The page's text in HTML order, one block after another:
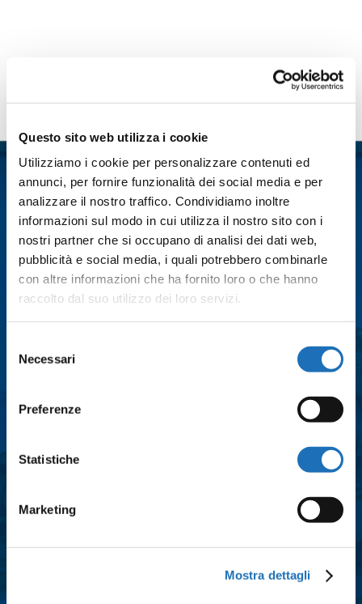
Questo sito web utilizza i cookie
Utilizziamo i cookie per personalizzare contenuti ed
annunci, per fornire funzionalità dei social media e per
analizzare il nostro traffico. Condividiamo inoltre
informazioni sul modo in cui utilizza il nostro sito con i
nostri partner che si occupano di analisi dei dati web,
pubblicità e social media, i quali potrebbero combinarle
con altre informazioni che ha fornito loro o che hanno
raccolto dal suo utilizzo dei loro servizi.
delNecessari
Preferenze
Statistiche
Marketing
Mostra dettagli
Contattaci
Nome *
Cognome *
Email *
Città *
Consenso
personali e all'iscrizione alla